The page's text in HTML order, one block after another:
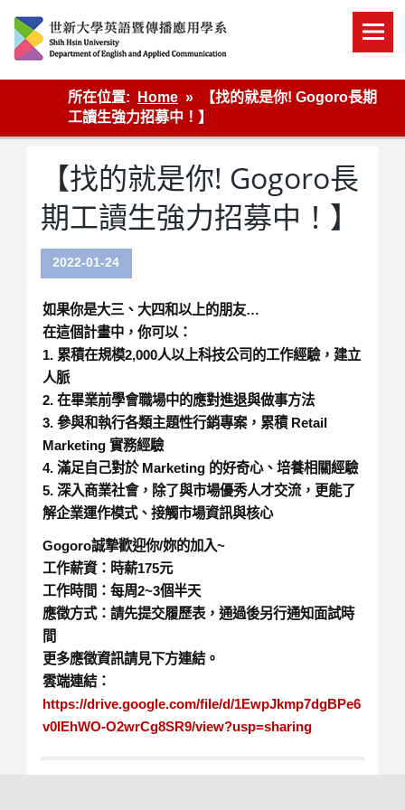
content
英語傳播
所在位置:
Home
【找的就是你! Gogoro長期
工讀生強力招募中！】
【找的就是你! Gogoro長
期工讀生強力招募中！】
2022-01-24
如果你是大三、大四和以上的朋友…
在這個計畫中，你可以：
1. 累積在規模2,000人以上科技公司的工作經驗，建立
人脈
2. 在畢業前學會職場中的應對進退與做事方法
3. 參與和執行各類主題性行銷專案，累積 Retail
Marketing 實務經驗
4. 滿足自己對於 Marketing 的好奇心、培養相關經驗
5. 深入商業社會，除了與市場優秀人才交流，更能了
解企業運作模式、接觸市場資訊與核心
Gogoro誠摯歡迎你/妳的加入~
工作薪資：時薪175元
工作時間：每周2~3個半天
應徵方式：請先提交履歷表，通過後另行通知面試時
間
更多應徵資訊請見下方連結。
雲端連結：
https://drive.google.com/file/d/1EwpJkmp7dgBPe6
v0IEhWO-O2wrCg8SR9/view?usp=sharing